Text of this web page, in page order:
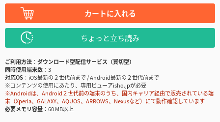
カートに入れる
ちょっと立ち読み
ご利用方法
ダウンロード型配信サービス（買切型）
同時使用端末数
3
対応OS
iOS最新の２世代前まで / Android最新の２世代前まで
※コンテンツの使用にあたり、専用ビューアisho.jpが必要
※Androidは、Android２世代前の端末のうち、国内キャリア経由で販売されている端
末（Xperia、GALAXY、AQUOS、ARROWS、Nexusなど）にて動作確認しています
必要メモリ容量
60 MB以上